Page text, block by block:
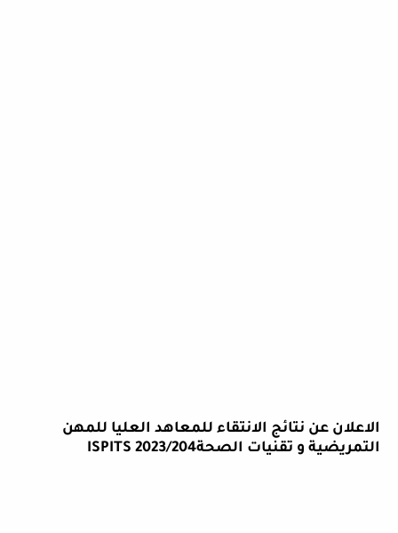
الاعلان عن نتائج الانتقاء للمعاهد العليا للمهن
التمريضية و تقنيات الصحةISPITS 2023/204